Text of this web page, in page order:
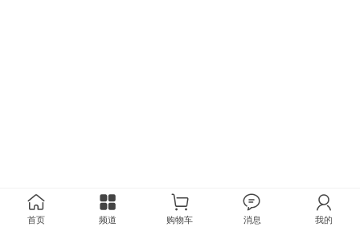
首页 频道 购物车 消息 我的